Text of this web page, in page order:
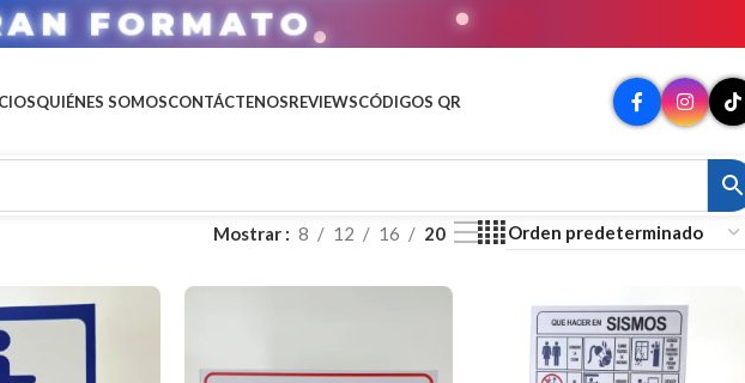
FORMATO
QUIÉNES SOMOSCONTÁCTENOSREVIEWSCÓDIGOS QR
Mostrar 8 12 16 20